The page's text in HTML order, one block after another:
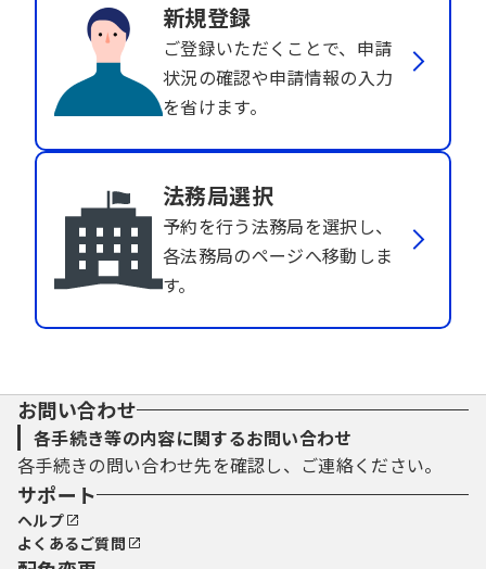
新規登録
ご登録いただくことで、申請
状況の確認や申請情報の入力
を省けます。
法務局選択
予約を行う法務局を選択し、
各法務局のページへ移動しま
す。
お問い合わせ
各手続き等の内容に関するお問い合わせ
各手続きの問い合わせ先を確認し、ご連絡ください。
サポート
ヘルプ
よくあるご質問